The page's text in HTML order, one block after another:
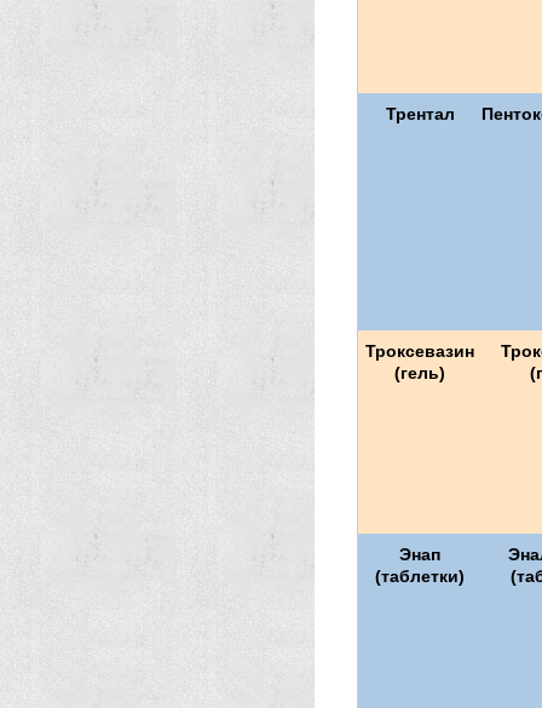
Трентал
Троксевазин
(гель)
Энап
(таблетки)